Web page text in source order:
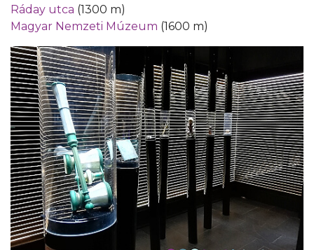
Ráday utca (1300 m)
Magyar Nemzeti Múzeum (1600 m)